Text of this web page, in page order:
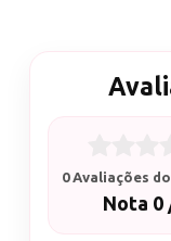
0 Avaliações
Nota 0